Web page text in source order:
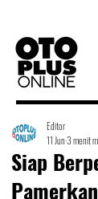
Siap
Editor
11 Jun3 menit